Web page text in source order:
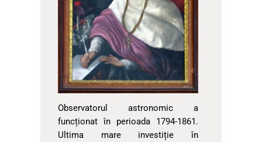
Observatorul astronomic a
funcționat în perioada 1794-1861.
Ultima mare investiție în